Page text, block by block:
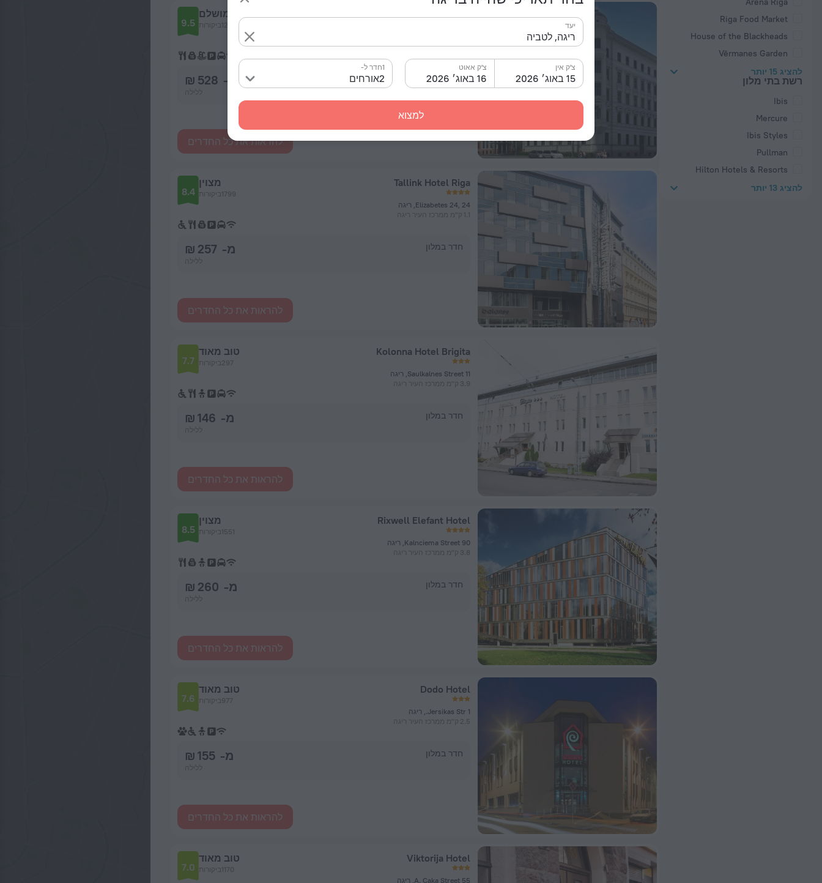
יעד
15 באוג׳ 2026
צ'ק אין
16 באוג׳ 2026
צ'ק אאוט
2אורחים
1חדר ל-
למצוא
Riga Food Market
House of the Blackheads
Vērmanes Garden
להציג 15 יותר
רשת בתי מלון
Ibis
Mercure
Ibis Styles
Pullman
Hilton Hotels & Resorts
להציג 13 יותר
574 מטר ממרכז העיר ריגה
מושלם
9.5
חדר במלון מ- 528 ₪
להראות את כל החדרים
Tallink Hotel Riga
Elizabetes 24, 24, ריגה
1.1 ק"מ ממרכז העיר ריגה
מצוין
1799ביקורות 8.4
חדר במלון מ- 257 ₪
להראות את כל החדרים
Kolonna Hotel Brigita
11 Saulkalnes Street, ריגה
3.9 ק"מ ממרכז העיר ריגה
טוב מאוד
297ביקורות 7.7
חדר במלון מ- 146 ₪
להראות את כל החדרים
Rixwell Elefant Hotel
Kalnciema Street 90, ריגה
3.8 ק"מ ממרכז העיר ריגה
מצוין
1551ביקורות 8.5
חדר במלון מ- 260 ₪
להראות את כל החדרים
Dodo Hotel
1 Jersikas Str., ריגה
2.5 ק"מ ממרכז העיר ריגה
טוב מאוד
977ביקורות 7.6
חדר במלון מ- 155 ₪
להראות את כל החדרים
Viktorija Hotel
A. Caka Street 55, ריגה
טוב מאוד
1170ביקורות 7.0